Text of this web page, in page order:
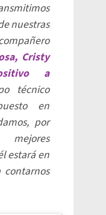
nuestras
Cristy
a
técnico
en
por
mejores
estará en
contarnos